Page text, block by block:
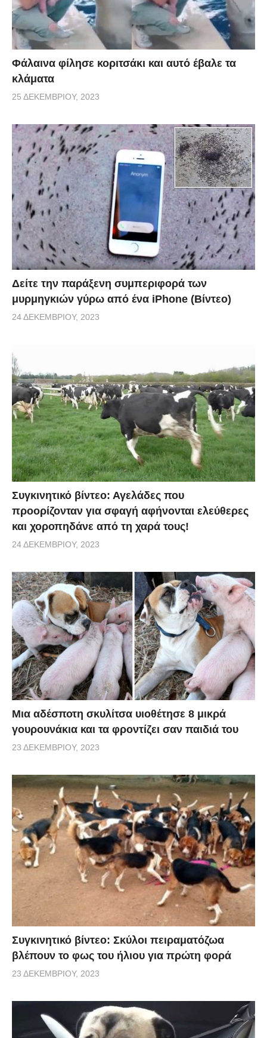
Φάλαινα φίλησε κοριτσάκι και αυτό έβαλε τα
κλάματα
25 ΔΕΚΕΜΒΡΊΟΥ, 2023
Δείτε την παράξενη συμπεριφορά των
μυρμηγκιών γύρω από ένα iPhone (Βίντεο)
24 ΔΕΚΕΜΒΡΊΟΥ, 2023
Συγκινητικό βίντεο: Αγελάδες που
προορίζονταν για σφαγή αφήνονται ελεύθερες
και χοροπηδάνε από τη χαρά τους!
24 ΔΕΚΕΜΒΡΊΟΥ, 2023
Μια αδέσποτη σκυλίτσα υιοθέτησε 8 μικρά
γουρουνάκια και τα φροντίζει σαν παιδιά του
23 ΔΕΚΕΜΒΡΊΟΥ, 2023
Συγκινητικό βίντεο: Σκύλοι πειραματόζωα
βλέπουν το φως του ήλιου για πρώτη φορά
23 ΔΕΚΕΜΒΡΊΟΥ, 2023